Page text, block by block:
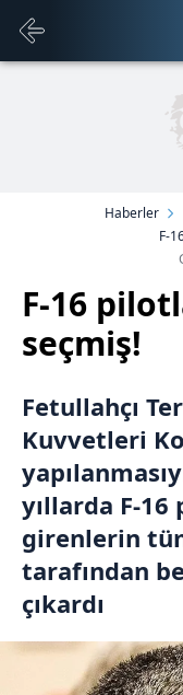
Haberler
F-
F-16
seçmiş!
Fetullahçı
Kuvvetleri
yıllarda F-16
girenlerin
tarafından
çıkardı